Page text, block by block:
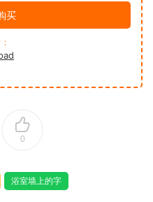
买
0
浴室墙上的字